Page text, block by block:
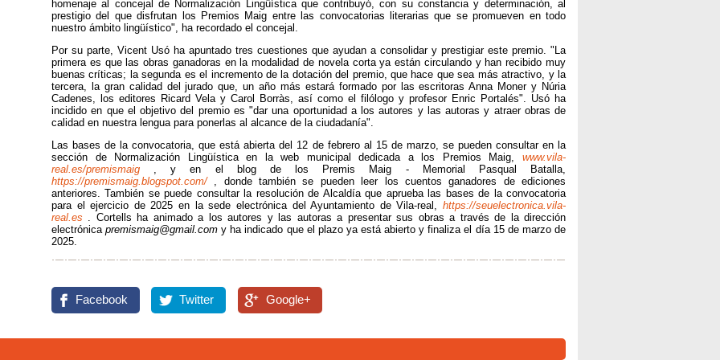
homenaje al concejal de Normalización Lingüística que contribuyó, con su constancia y determinación, al
prestigio del que disfrutan los Premios Maig entre las convocatorias literarias que se promueven en todo
nuestro ámbito lingüístico", ha recordado el concejal.
Por su parte, Vicent Usó ha apuntado tres cuestiones que ayudan a consolidar y prestigiar este premio. "La
primera es que las obras ganadoras en la modalidad de novela corta ya están circulando y han recibido muy
buenas críticas; la segunda es el incremento de la dotación del premio, que hace que sea más atractivo, y la
tercera, la gran calidad del jurado que, un año más estará formado por las escritoras Anna Moner y Núria
Cadenes, los editores Ricard Vela y Carol Borràs, así como el filólogo y profesor Enric Portalés". Usó ha
incidido en que el objetivo del premio es "dar una oportunidad a los autores y las autoras y atraer obras de
calidad en nuestra lengua para ponerlas al alcance de la ciudadanía".
Las bases de la convocatoria, que está abierta del 12 de febrero al 15 de marzo, se pueden consultar en la
sección de Normalización Lingüística en la web municipal dedicada a los Premios Maig, www.vila-
real.es/premismaig , y en el blog de los Premis Maig - Memorial Pasqual Batalla,
https://premismaig.blogspot.com/, donde también se pueden leer los cuentos ganadores de ediciones
anteriores. También se puede consultar la resolución de Alcaldía que aprueba las bases de la convocatoria
para el ejercicio de 2025 en la sede electrónica del Ayuntamiento de Vila-real, https://seuelectronica.vila-
real.es . Cortells ha animado a los autores y las autoras a presentar sus obras a través de la dirección
electrónicapremismaig@gmail.com y ha indicado que el plazo ya está abierto y finaliza el día 15 de marzo de
2025.
Facebook Twitter Google+